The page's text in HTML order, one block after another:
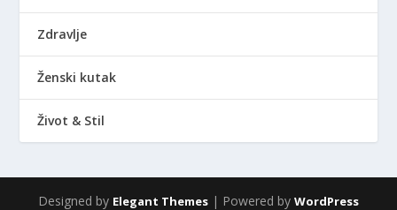
Zdravlje
Ženski kutak
Život & Stil
Designed by Elegant Themes | Powered by WordPress